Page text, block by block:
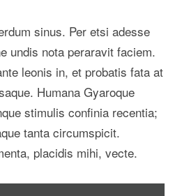
sinus. Per etsi adesse
undis nota peraravit faciem.
leonis in, et probatis fata at
Humana Gyaroque
stimulis confinia recentia;
tanta circumspicit.
placidis mihi, vecte.